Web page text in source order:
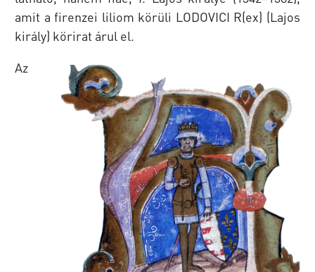
amit a firenzei liliom körüli LODOVICI R(ex) (Lajos
király) körirat árul el.
Az